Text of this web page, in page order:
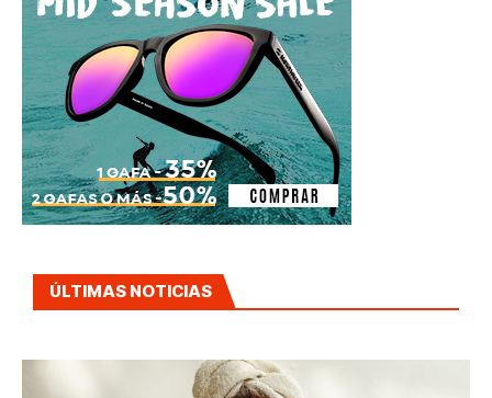
ÚLTIMAS NOTICIAS